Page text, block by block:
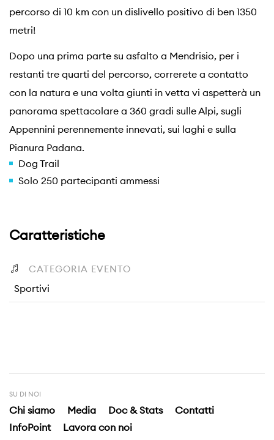
percorso di 10 km con un dislivello positivo di ben 1350
metri!
Dopo una prima parte su asfalto a Mendrisio, per i
restanti tre quarti del percorso, correrete a contatto
con la natura e una volta giunti in vetta vi aspetterà un
panorama spettacolare a 360 gradi sulle Alpi, sugli
Appennini perennemente innevati, sui laghi e sulla
Pianura Padana.
Dog Trail
Solo 250 partecipanti ammessi
Caratteristiche
CATEGORIA EVENTO
Sportivi
SU DI NOI
Chi siamo Media Doc & Stats
Contatti
InfoPoint
Lavora con noi